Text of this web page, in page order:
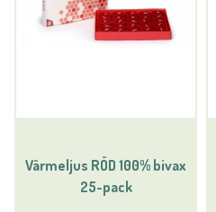
Värmeljus RÖD 100% bivax
25-pack